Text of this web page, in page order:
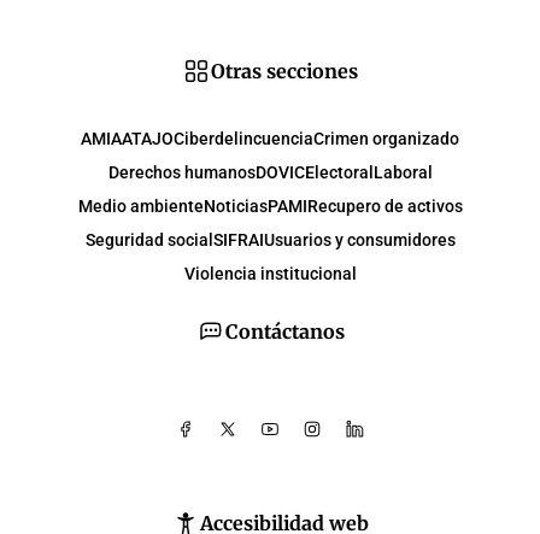
Contáctanos
Accesibilidad web
Otras secciones
AMIAATAJOCiberdelincuenciaCrimen organizado
Derechos humanosDOVICElectoral Laboral
Medio ambienteNoticiasPAMIRecupero de activos
Seguridad social SIFRAIUsuarios y consumidores
Violencia institucional